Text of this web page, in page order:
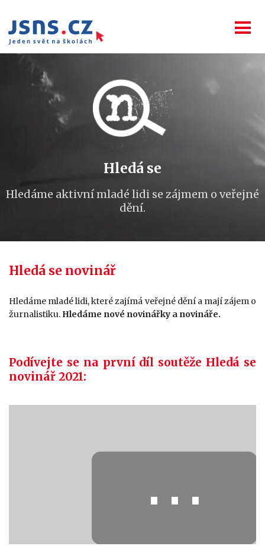
Hledá se
Hledáme aktivní mladé lidi se zájmem o veřejné
dění.
Hledá se novinář
Hledáme mladé lidi, které zajímá veřejné dění a mají zájem o
žurnalistiku. Hledáme nové novinářky a novináře.
Podívejte se na první díl soutěže Hledá se
novinář 2021:
⋯